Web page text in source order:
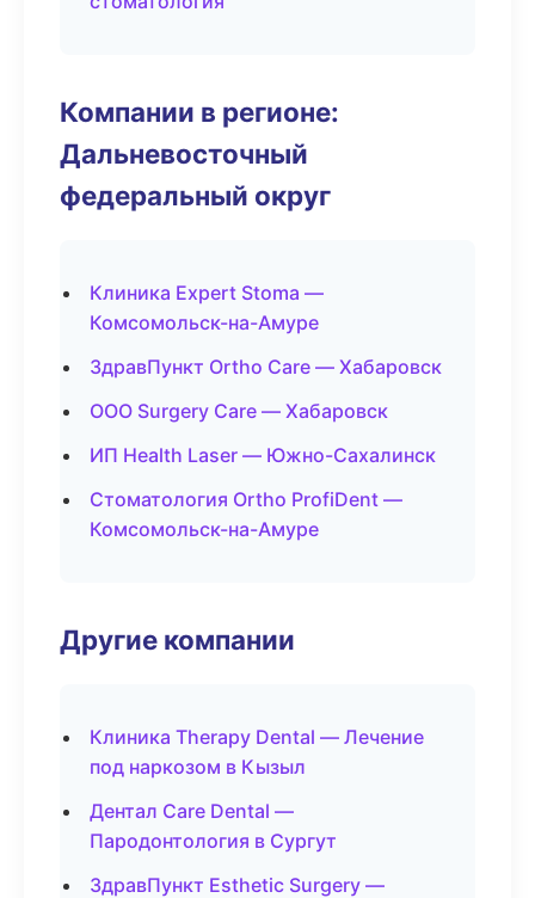
Компании в регионе:
Дальневосточный
федеральный округ
Клиника Expert Stoma —
Комсомольск-на-Амуре
ЗдравПункт Ortho Care — Хабаровск
ООО Surgery Care — Хабаровск
ИП Health Laser — Южно-Сахалинск
Стоматология Ortho ProfiDent —
Комсомольск-на-Амуре
Другие компании
Клиника Therapy Dental — Лечение
под наркозом в Кызыл
Дентал Care Dental —
Пародонтология в Сургут
ЗдравПункт Esthetic Surgery —